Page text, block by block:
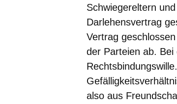
Schwiegereltern
Darlehensvertrag
Vertrag
der Parteien ab.
also aus